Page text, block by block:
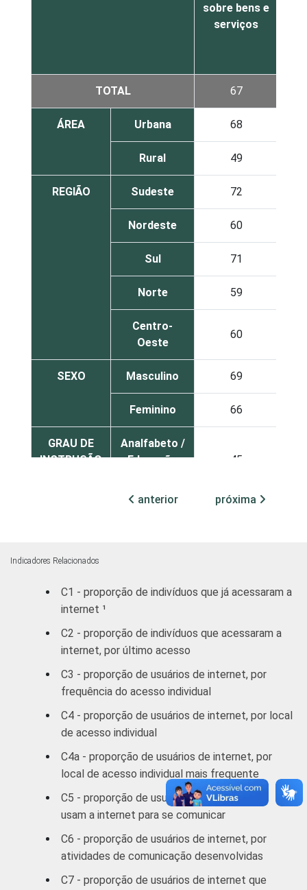
sobre bens e
serviços
TOTAL 67
ÁREA Urbana 68
Rural 49
REGIÃO Sudeste 72
Nordeste 60
Sul 71
Norte 59
Centro-
Oeste
60
SEXO Masculino 69
Feminino 66
GRAU DE
INSTRUÇÃO
Analfabeto /
Educação
45
FAIXA
ETÁRIA
anos
anos
65
De 25 a 34
anos
80
De 35 a 44
anos
82
De 45 a 59
60 anos ou
mais
anterior próxima
Indicadores Relacionados
C1 - proporção de indivíduos que já acessaram a
internet ¹
C2 - proporção de indivíduos que acessaram a
internet, por último acesso
C3 - proporção de usuários de internet, por
frequência do acesso individual
C4 - proporção de usuários de internet, por local
de acesso individual
C4a - proporção de usuários de internet, por
local de acesso individual mais frequente
C5 - proporção de usuários de internet que
usam a internet para se comunicar
C6 - proporção de usuários de internet, por
atividades de comunicação desenvolvidas
C7 - proporção de usuários de internet que